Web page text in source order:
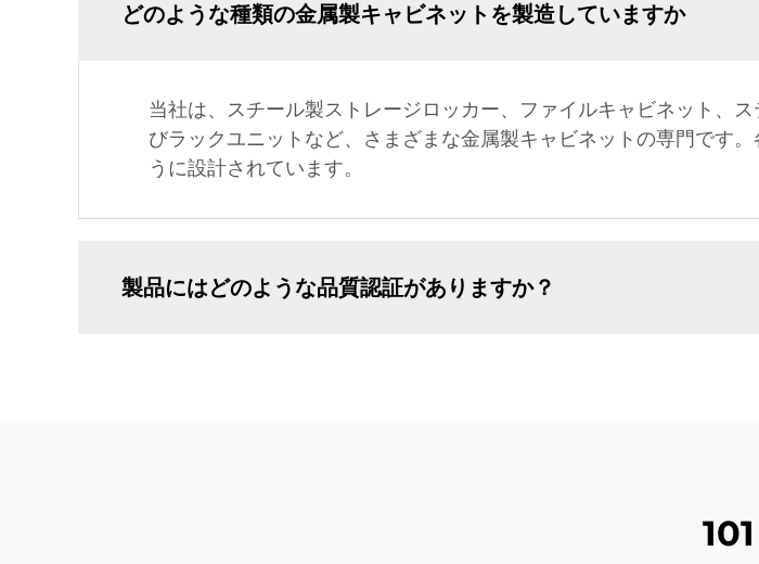
どのような種類の金属製キャビネットを製造していますか
当社は、スチール製ストレージロッカー、ファイルキャビネット、
びラックユニットなど、さまざまな金属製キャビネットの専門です
うに設計されています。
製品にはどのような品質認証がありますか？
101